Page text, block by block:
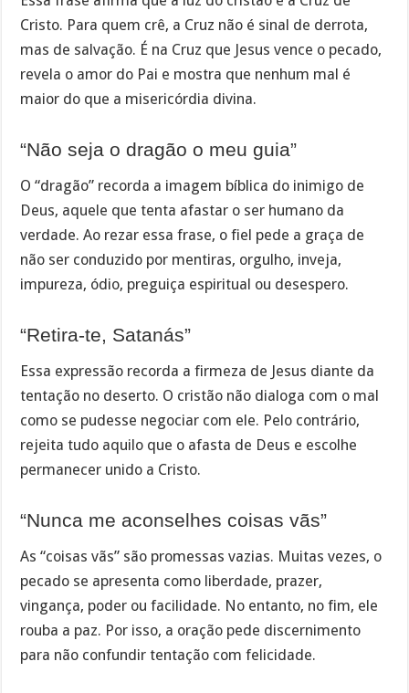
Cristo. Para quem crê, a Cruz não é sinal de derrota,
mas de salvação. É na Cruz que Jesus vence o pecado,
revela o amor do Pai e mostra que nenhum mal é
maior do que a misericórdia divina.
“Não seja o dragão o meu guia”
O “dragão” recorda a imagem bíblica do inimigo de
Deus, aquele que tenta afastar o ser humano da
verdade. Ao rezar essa frase, o fiel pede a graça de
não ser conduzido por mentiras, orgulho, inveja,
impureza, ódio, preguiça espiritual ou desespero.
“Retira-te, Satanás”
Essa expressão recorda a firmeza de Jesus diante da
tentação no deserto. O cristão não dialoga com o mal
como se pudesse negociar com ele. Pelo contrário,
rejeita tudo aquilo que o afasta de Deus e escolhe
permanecer unido a Cristo.
“Nunca me aconselhes coisas vãs”
As “coisas vãs” são promessas vazias. Muitas vezes, o
pecado se apresenta como liberdade, prazer,
vingança, poder ou facilidade. No entanto, no fim, ele
rouba a paz. Por isso, a oração pede discernimento
para não confundir tentação com felicidade.